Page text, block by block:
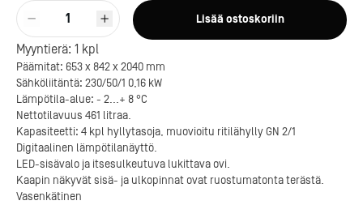
1 Lisää ostoskoriin
Myyntierä: 1 kpl
Päämitat: 653 x 842 x 2040 mm
Sähköliitäntä: 230/50/1 0,16 kW
Lämpötila-alue: - 2...+ 8 °C
Nettotilavuus 461 litraa.
Kapasiteetti: 4 kpl hyllytasoja, muovioitu ritilähylly GN 2/1
Digitaalinen lämpötilanäyttö.
LED-sisävalo ja itsesulkeutuva lukittava ovi.
Kaapin näkyvät sisä- ja ulkopinnat ovat ruostumatonta terästä.
VasenkätinenKotipizza on vuonna 1987